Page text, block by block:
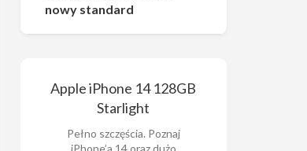
nowy standard
Apple iPhone 14 128GB
Starlight
Pełno szczęścia. Poznaj
iPhone’a 14 oraz dużo